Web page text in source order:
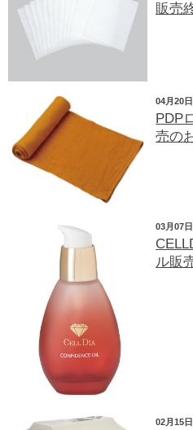
販売
04月20日
PDP
売の
03月07日
ル販
02月15日